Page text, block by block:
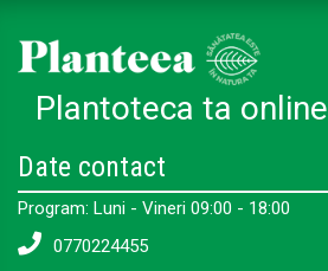
Plantoteca ta online
Date contact
Program: Luni - Vineri 09:00 - 18:00
0770224455